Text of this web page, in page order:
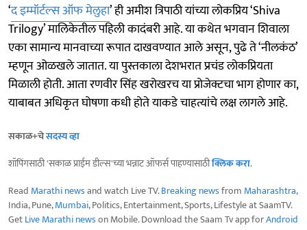
‘द इम्मॉर्टल्स ऑफ मेलुहा’ ही अमीश त्रिपाठी यांच्या लोकप्रिय ‘Shiva
Trilogy’ मालिकेतील पहिली कादंबरी आहे. या कथेत भगवान शिवाला
एका सामान्य मानवाच्या रूपात दाखवण्यात आले असून, पुढे ते ‘नीलकंठ’
म्हणून ओळखले जातात. या पुस्तकाला देशभरात प्रचंड लोकप्रियता
मिळाली होती. आता रणवीर सिंह खरोखरच या प्रोजेक्टचा भाग होणार का,
याबाबत अधिकृत घोषणा कधी होते याकडे चाहत्यांचे लक्ष लागले आहे.
सकाळ+चेसदस्य व्हा
शॉपिंगसाठी 'सकाळ प्राईम डील्स'च्या भन्नाट ऑफर्स पाहण्यासाठीक्लिक करा.
Read Marathi newsand watch Live TV.Breaking newsfrom Maharashtra,
India, Pune,Mumbai, Politics, Entertainment, Sports, Lifestyle at SaamTV.
GetLive Marathi newson Mobile. Download the Saam Tv app forAndroid